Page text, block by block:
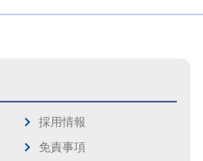
採用情報
免責事項